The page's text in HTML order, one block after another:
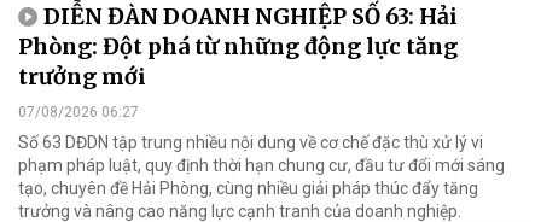
DIỄN ĐÀN DOANH NGHIỆP SỐ 63: Hải
Phòng: Đột phá từ những động lực tăng
trưởng mới
07/08/2026 06:27
Số 63 DĐDN tập trung nhiều nội dung về cơ chế đặc thù xử lý vi
phạm pháp luật, quy định thời hạn chung cư, đầu tư đổi mới sáng
tạo, chuyên đề Hải Phòng, cùng nhiều giải pháp thúc đẩy tăng
trưởng và nâng cao năng lực cạnh tranh của doanh nghiệp.